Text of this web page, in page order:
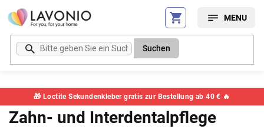
Zum
Inhalt
springen
🎁 Loctite Sekundenkleber gratis zur Bestellung ab 40 € 🔥
Suchen
Zahn- und Interdentalpflege